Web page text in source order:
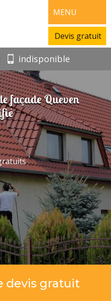
MENU
Devis gratuit
indisponible
façade Queven
devis gratuit